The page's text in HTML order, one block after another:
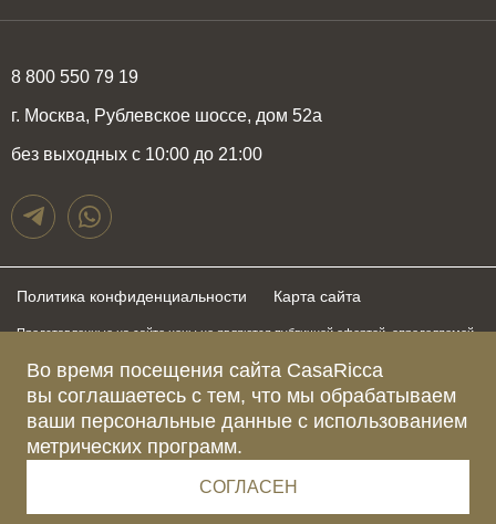
Во время посещения сайта CasaRicca
вы соглашаетесь с тем, что мы обрабатываем
ваши персональные данные с использованием
метрических программ.
СОГЛАСЕН
8 800 550 79 19
г. Москва, Рублевское шоссе, дом 52а
без выходных с 10:00 до 21:00
Политика конфиденциальности Карта сайта
Представленные на сайте цены не являются публичной офертой, определяемой
быть изменены в любое время без предупреждения. Для получения актуальной и
подробной информации о стоимости, сроках и условиях поставки просьба
обращаться к менеджерам по указанным выше телефонам
Зарегистрированное название компании
Адрес Ш. РУБЛЁВСКОЕ, Д. 52А, ПОМЕЩ. I ЭТАЖ 2, КОМ. 81 Г.МОСКВА, ВН.ТЕР.
Телефон компании +79015477974